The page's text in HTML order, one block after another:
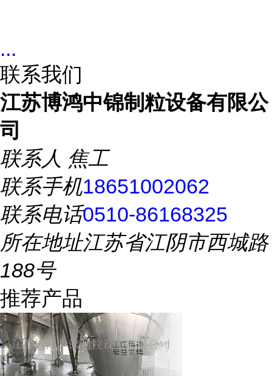
...
联系我们
江苏博鸿中锦制粒设备有限公
司
联系人 焦工
联系手机18651002062
联系电话0510-86168325
所在地址江苏省江阴市西城路
188号
推荐产品